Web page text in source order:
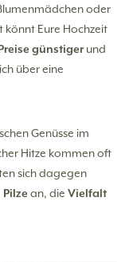
oder
könnt Eure Hochzeit
günstigerund
über eine
Genüsse im
Hitze kommen oft
sich dagegen
Pilze an, die Vielfalt